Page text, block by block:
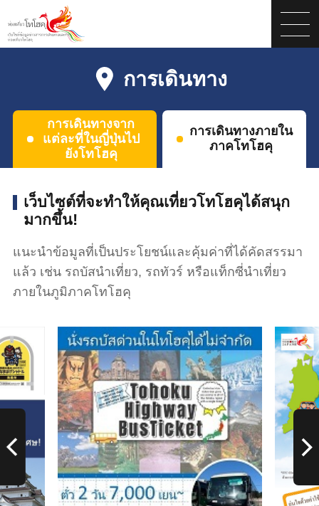
การเดินทาง
การเดินทางจาก
แต่ละที่ในญี่ปุ่นไป
ยังโทโฮคุ
การเดินทางภายใน
ภาคโทโฮคุ
เว็บไซต์ที่จะทำให้คุณเที่ยวโทโฮคุได้สนุก
มากขึ้น!
แนะนำข้อมูลที่เป็นประโยชน์และคุ้มค่าที่ได้คัดสรรมา
แล้ว เช่น รถบัสนำเที่ยว, รถทัวร์ หรือแท็กซี่นำเที่ยว
ภายในภูมิภาคโทโฮคุ